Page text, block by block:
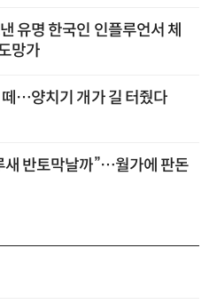
유명 한국인 인플루언서 체
망가
…양치기 개가 길 터줬다
새 반토막날까”…월가에 판돈